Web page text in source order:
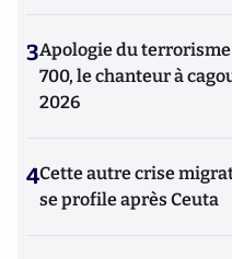
3Apologie du
700, le chanteur à
2026
4Cette autre crise
se profile après Ceuta